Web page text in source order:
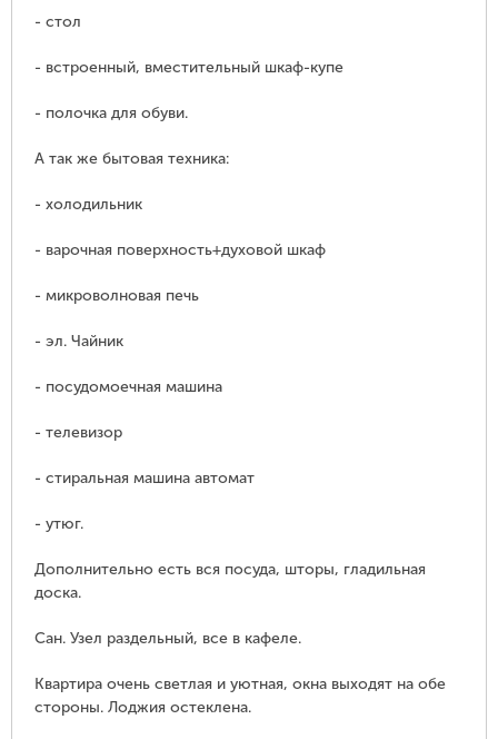
- стол
- встроенный, вместительный шкаф-купе
- полочка для обуви.
А так же бытовая техника:
- холодильник
- варочная поверхность+духовой шкаф
- микроволновая печь
- эл. Чайник
- посудомоечная машина
- телевизор
- стиральная машина автомат
- утюг.
Дополнительно есть вся посуда, шторы, гладильная
доска.
Сан. Узел раздельный, все в кафеле.
Квартира очень светлая и уютная, окна выходят на обе
стороны. Лоджия остеклена.